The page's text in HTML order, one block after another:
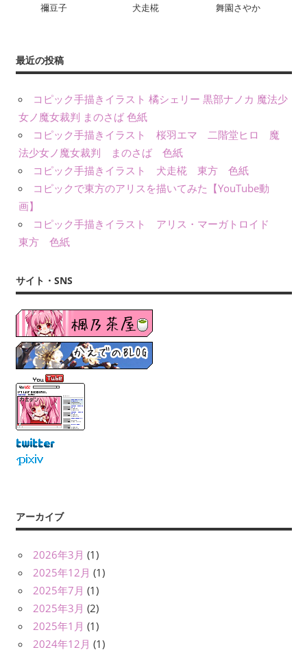
禰豆子 犬走椛 舞園さやか
最近の投稿
コピック手描きイラスト 橘シェリー 黒部ナノカ 魔法少
女ノ魔女裁判 まのさば 色紙
コピック手描きイラスト 桜羽エマ 二階堂ヒロ 魔
法少女ノ魔女裁判 まのさば 色紙
コピック手描きイラスト 犬走椛 東方 色紙
コピックで東方のアリスを描いてみた【YouTube動
画】
コピック手描きイラスト アリス・マーガトロイド
東方 色紙
サイト・SNS
アーカイブ
2026年3月 (1)
2025年12月 (1)
2025年7月 (1)
2025年3月 (2)
2025年1月 (1)
2024年12月 (1)